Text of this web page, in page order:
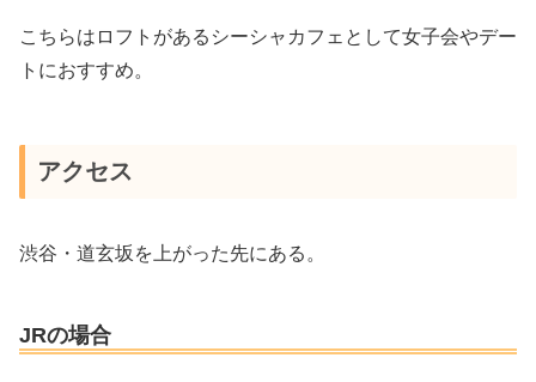
こちらはロフトがあるシーシャカフェとして女子会やデー
トにおすすめ。
アクセス
渋谷・道玄坂を上がった先にある。
JRの場合